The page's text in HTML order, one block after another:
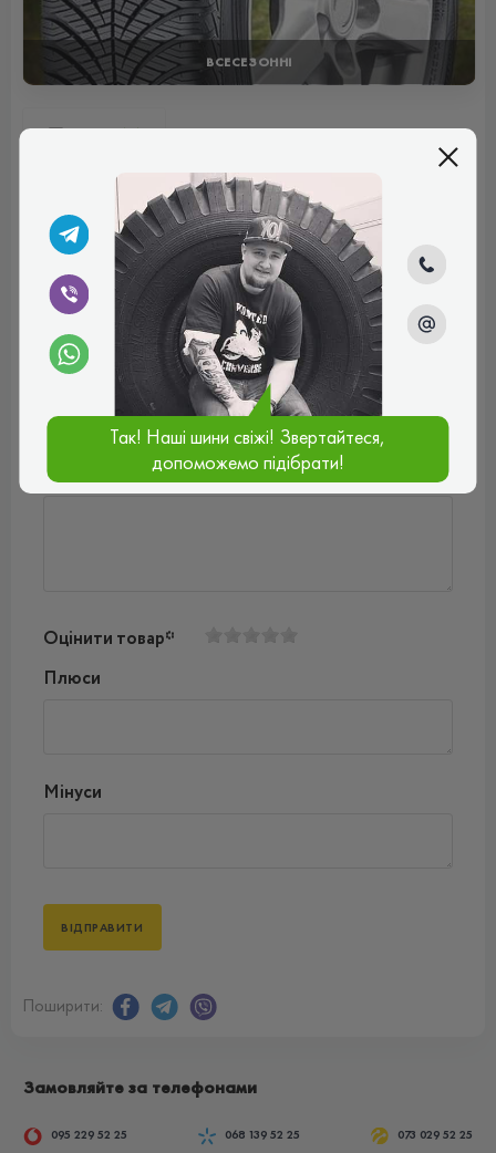
ВСЕСЕЗОННІ
Відгуки (0)
Поки немає коментарів
Написати коментар
Ваш e-mail*
Введіть коментар*
Оцінити товар*
Плюси
Мінуси
Поширити:
Замовляйте за телефонами
095 229 52 25 068 139 52 25 073 029 52 25
Так! Наші шини свіжі! Звертайтеся,
допоможемо підібрати!